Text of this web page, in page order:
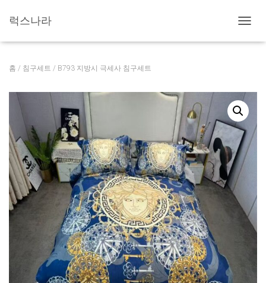
럭스나라
비
글
홈 / 침구세트 / B793 지방시 극세사 침구세트